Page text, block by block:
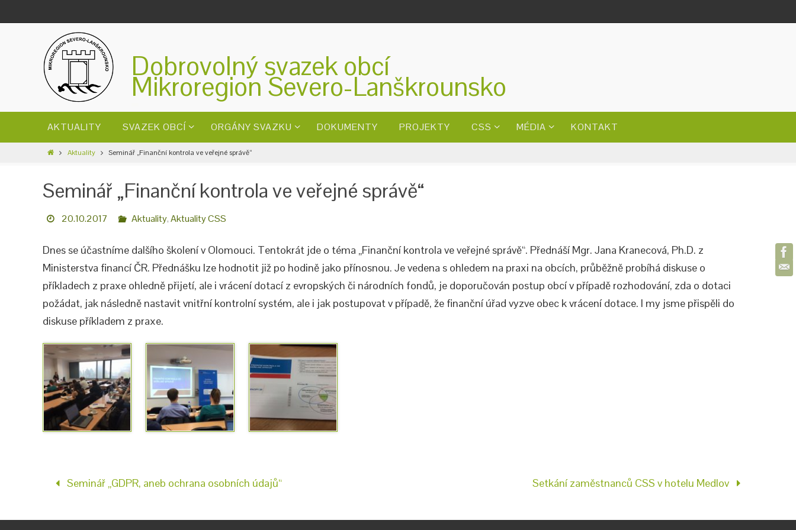
Dobrovolný svazek obcí
Mikroregion Severo-Lanškrounsko
AKTUALITY SVAZEK OBCÍ ORGÁNY SVAZKU DOKUMENTY PROJEKTY CSS MÉDIA KONTAKT
Aktuality Seminář „Finanční kontrola ve veřejné správě“
Seminář „Finanční kontrola ve veřejné správě“
20.10.2017 Aktuality,Aktuality CSS
Dnes se účastníme dalšího školení v Olomouci. Tentokrát jde o téma „Finanční kontrola ve veřejné správě“. Přednáší Mgr. Jana Kranecová, Ph.D. z
Ministerstva financí ČR. Přednášku lze hodnotit již po hodině jako přínosnou. Je vedena s ohledem na praxi na obcích, průběžně probíhá diskuse o
příkladech z praxe ohledně přijetí, ale i vrácení dotací z evropských či národních fondů, je doporučován postup obcí v případě rozhodování, zda o dotaci
požádat, jak následně nastavit vnitřní kontrolní systém, ale i jak postupovat v případě, že finanční úřad vyzve obec k vrácení dotace. I my jsme přispěli do
diskuse příkladem z praxe.
Seminář „GDPR, aneb ochrana osobních údajů“ Setkání zaměstnanců CSS v hotelu Medlov